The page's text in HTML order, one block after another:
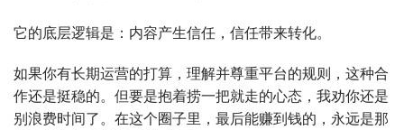
它的底层逻辑是：内容产生信任，信任带来转化。
如果你有长期运营的打算，理解并尊重平台的规则，这种合
作还是挺稳的。但要是抱着捞一把就走的心态，我劝你还是
别浪费时间了。在这个圈子里，最后能赚到钱的，永远是那